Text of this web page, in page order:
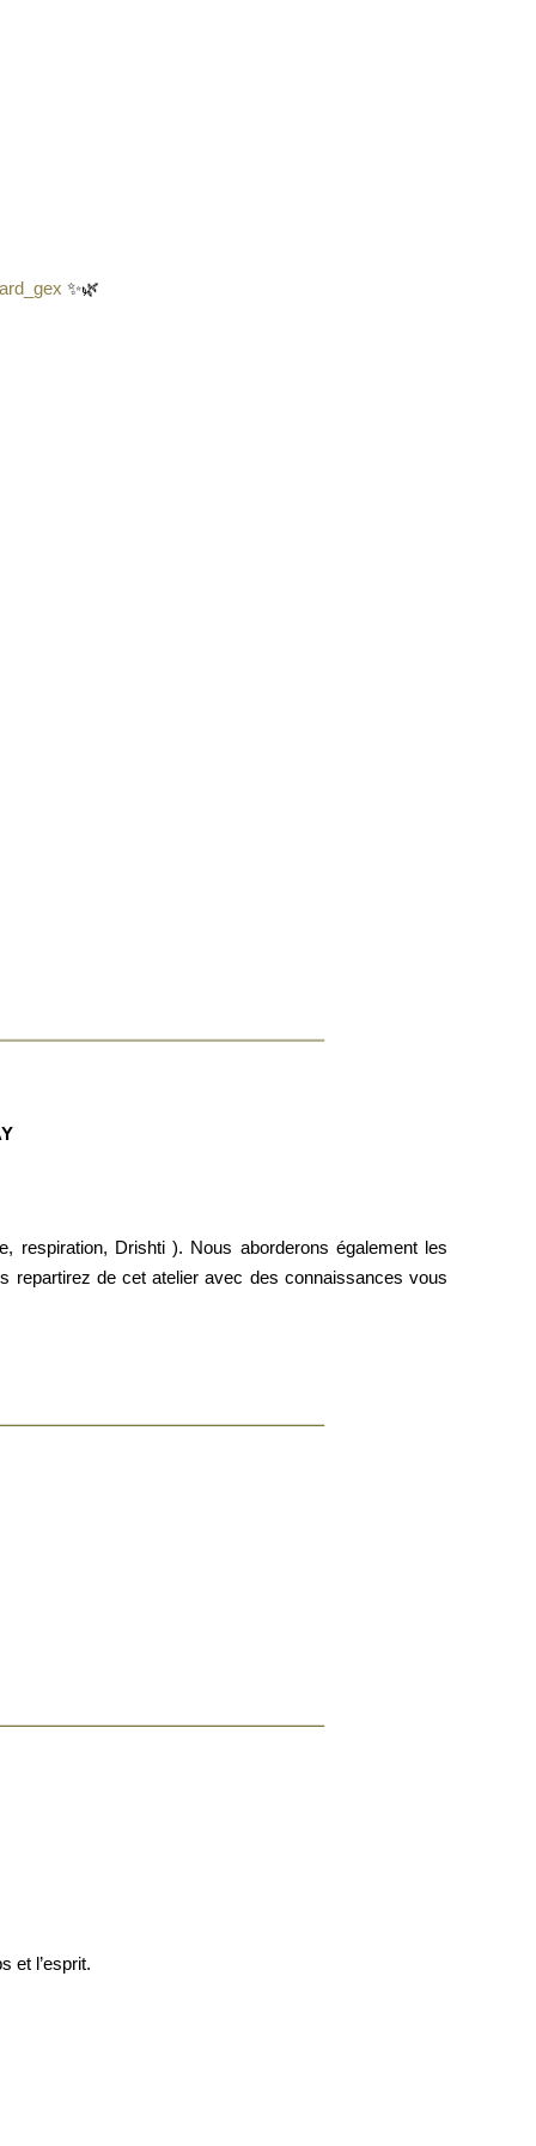
✨🌿
respiration, Drishti ). Nous aborderons également les
repartirez de cet atelier avec des connaissances vous
et l’esprit.